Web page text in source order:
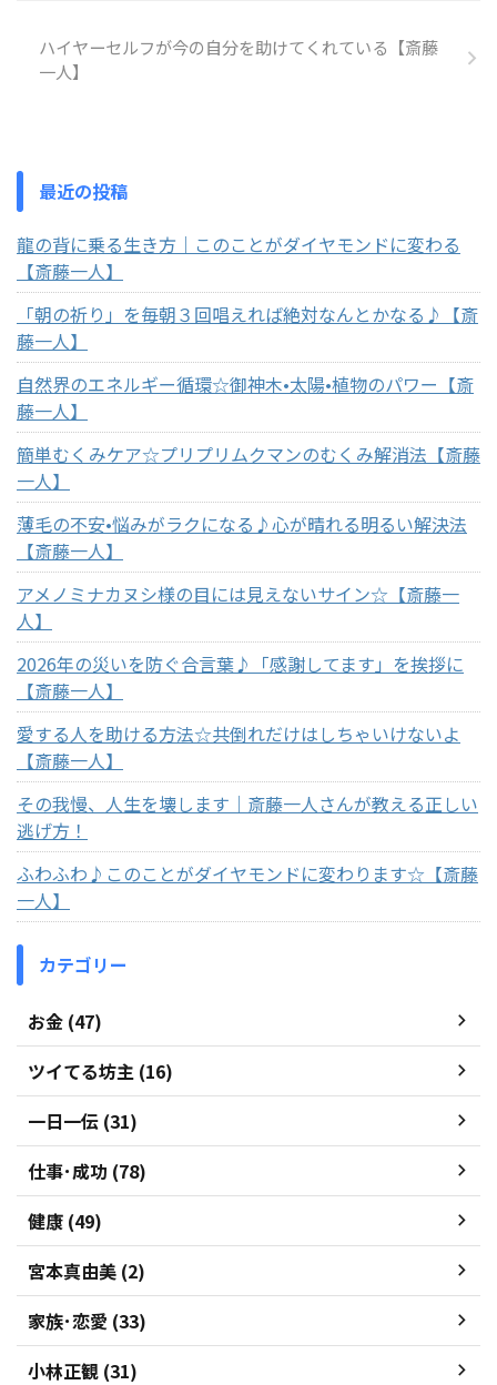
ハイヤーセルフが今の自分を助けてくれている【斎藤
一人】
最近の投稿
龍の背に乗る生き方｜このことがダイヤモンドに変わる
【斎藤一人】
「朝の祈り」を毎朝３回唱えれば絶対なんとかなる♪【斎
藤一人】
自然界のエネルギー循環☆御神木•太陽•植物のパワー【斎
藤一人】
簡単むくみケア☆プリプリムクマンのむくみ解消法【斎藤
一人】
薄毛の不安•悩みがラクになる♪心が晴れる明るい解決法
【斎藤一人】
アメノミナカヌシ様の目には見えないサイン☆【斎藤一
人】
2026年の災いを防ぐ合言葉♪「感謝してます」を挨拶に
【斎藤一人】
愛する人を助ける方法☆共倒れだけはしちゃいけないよ
【斎藤一人】
その我慢、人生を壊します｜斎藤一人さんが教える正しい
逃げ方！
ふわふわ♪このことがダイヤモンドに変わります☆【斎藤
一人】
カテゴリー
お金 (47)
ツイてる坊主 (16)
一日一伝 (31)
仕事･成功 (78)
健康 (49)
宮本真由美 (2)
家族･恋愛 (33)
小林正観 (31)